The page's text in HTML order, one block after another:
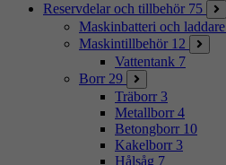
Reservdelar och tillbehör 75
Maskinbatteri och laddare
Maskintillbehör 12
Vattentank 7
Borr 29
Träborr 3
Metallborr 4
Betongborr 10
Kakelborr 3
Hålsåg 7